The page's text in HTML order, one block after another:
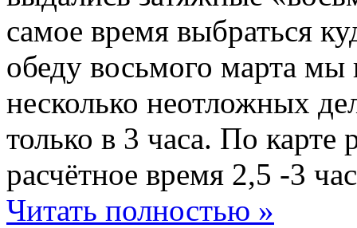
самое время выбраться
обеду восьмого марта мы
несколько неотложных
только в 3 часа. По
расчётное время 2,5 -3
Читать полностью »